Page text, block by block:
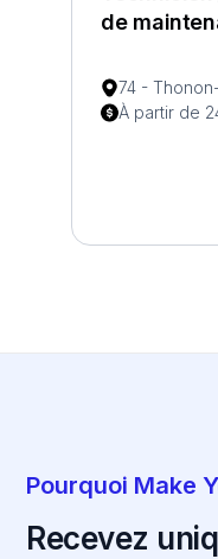
de
74 -
À partir de
Pourquoi Make
Recevez